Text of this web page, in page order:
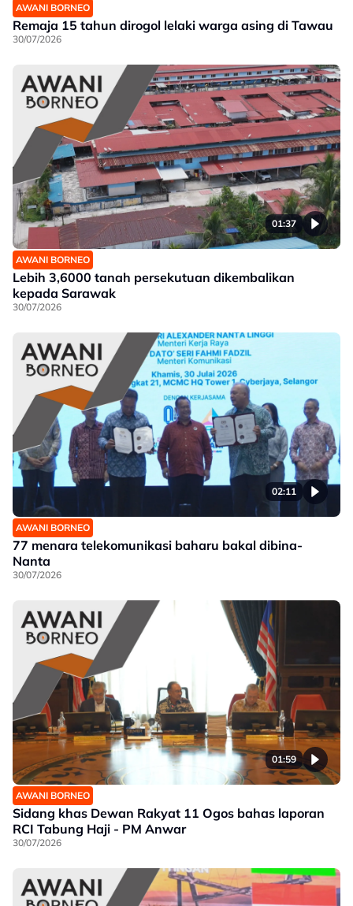
AWANI BORNEO
Remaja 15 tahun dirogol lelaki warga asing di Tawau
30/07/2026
01:37
AWANI BORNEO
Lebih 3,6000 tanah persekutuan dikembalikan
kepada Sarawak
30/07/2026
02:11
AWANI BORNEO
77 menara telekomunikasi baharu bakal dibina-
Nanta
30/07/2026
01:59
AWANI BORNEO
Sidang khas Dewan Rakyat 11 Ogos bahas laporan
RCI Tabung Haji - PM Anwar
30/07/2026